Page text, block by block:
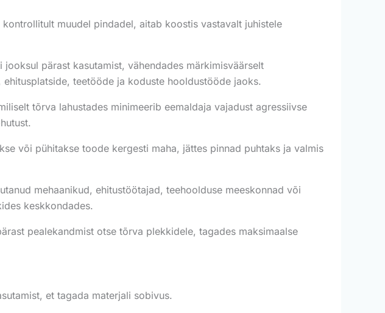
muudel pindadel, aitab koostis vastavalt juhistele
pärast kasutamist, vähendades märkimisväärselt
teetööde ja koduste hooldustööde jaoks.
tõrva lahustades minimeerib eemaldaja vajadust agressiivse
või pühitakse toode kergesti maha, jättes pinnad puhtaks ja valmis
mehaanikud, ehitustöötajad, teehoolduse meeskonnad või
keskkondades.
pealekandmist otse tõrva plekkidele, tagades maksimaalse
et tagada materjali sobivus.